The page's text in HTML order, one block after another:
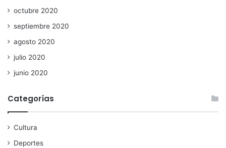
octubre 2020
septiembre 2020
agosto 2020
julio 2020
junio 2020
Categorías
Cultura
Deportes